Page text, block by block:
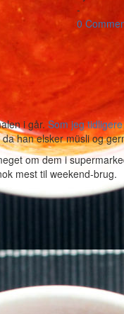
-
0
i går. Som jeg
han elsker müsli og
om dem i
mest til weekend-brug.